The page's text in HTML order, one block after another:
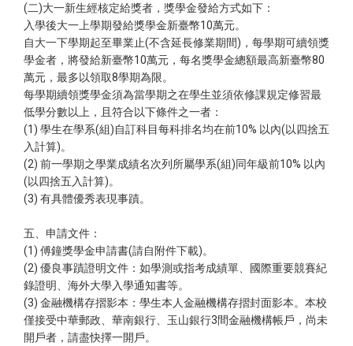
(二)大一新生經核定給獎者，獎學金發給方式如下：
入學後大一上學期發給獎學金新臺幣10萬元。
自大一下學期起至畢業止(不含延長修業期間)，每學期可續領獎
學金者，將發給新臺幣10萬元，每名獎學金總額最高新臺幣80
萬元，最多以領取8學期為限。
每學期續領獎學金須為當學期之在學生並須依修課規定修習最
低學分數以上，且符合以下條件之一者：
(1) 學生在學系(組)自訂科目每科排名均在前10% 以內(以四捨五
入計算)。
(2) 前一學期之學業成績名次列所屬學系(組)同年級前10% 以內
(以四捨五入計算)。
(3) 有具體優秀表現事蹟。
五、申請文件：
(1) 傅鐘獎學金申請書(請自附件下載)。
(2) 優良事蹟證明文件：如學測或指考成績單、國際重要競賽紀
錄證明、海外大學入學通知書等。
(3) 金融機構存摺影本：學生本人金融機構存摺封面影本。本校
僅接受中華郵政、華南銀行、玉山銀行3間金融機構帳戶，尚未
開戶者，請盡快擇一開戶。